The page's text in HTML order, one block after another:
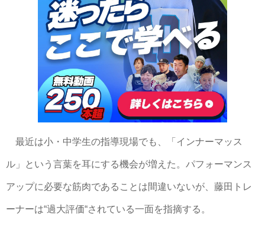
最近は小・中学生の指導現場でも、「インナーマッス
ル」という言葉を耳にする機会が増えた。パフォーマンス
アップに必要な筋肉であることは間違いないが、藤田トレ
ーナーは“過大評価“されている一面を指摘する。